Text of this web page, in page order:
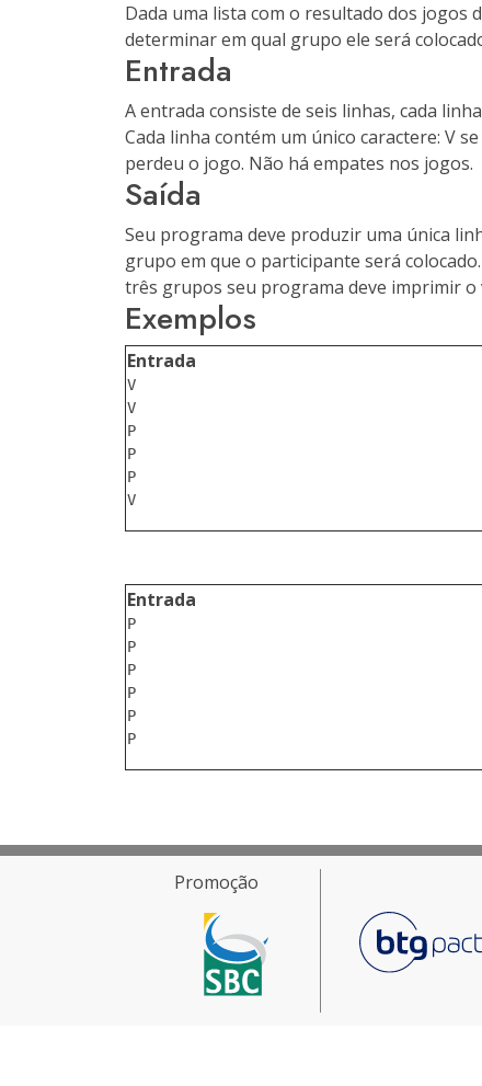
Dada uma lista com o resultado dos jogos
determinar em qual grupo ele será
Entrada
A entrada consiste de seis linhas, cada
Cada linha contém um único caractere: V
perdeu o jogo. Não há empates nos jogos.
Saída
Seu programa deve produzir uma única
grupo em que o participante será
três grupos seu programa deve imprimir o
Exemplos
Entrada
V
V
P
P
P
Entrada
P
P
P
P
P
Promoção